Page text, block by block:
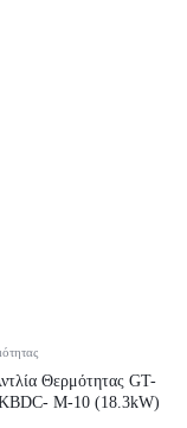
Θερμότητας GT-
M-10 (18.3kW)